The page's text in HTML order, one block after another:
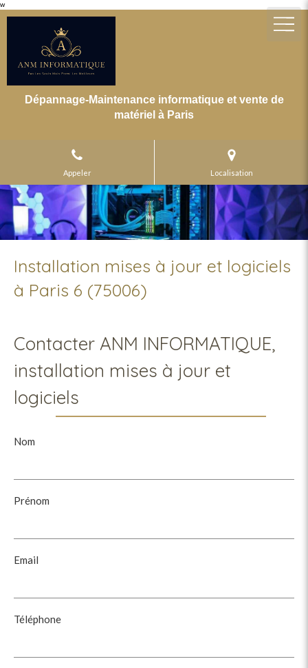
w
Dépannage-Maintenance informatique et vente de
matériel à Paris
Appeler Localisation
Installation mises à jour et logiciels
à Paris 6 (75006)
Contacter ANM INFORMATIQUE,
installation mises à jour et
logiciels
Nom
Prénom
Email
Téléphone